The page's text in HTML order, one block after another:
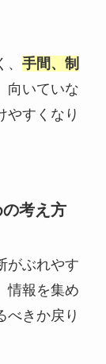
手間、制
向いていな
やすくなり
考え方
がぶれやす
情報を集め
べきか戻り